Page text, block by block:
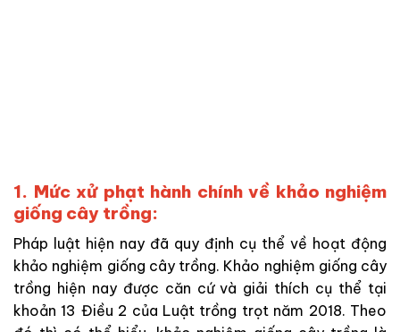
1. Mức xử phạt hành chính về khảo nghiệm
giống cây trồng:
Pháp luật hiện nay đã quy định cụ thể về hoạt động
khảo nghiệm giống cây trồng. Khảo nghiệm giống cây
trồng hiện nay được căn cứ và giải thích cụ thể tại
khoản 13 Điều 2 của Luật trồng trọt năm 2018. Theo